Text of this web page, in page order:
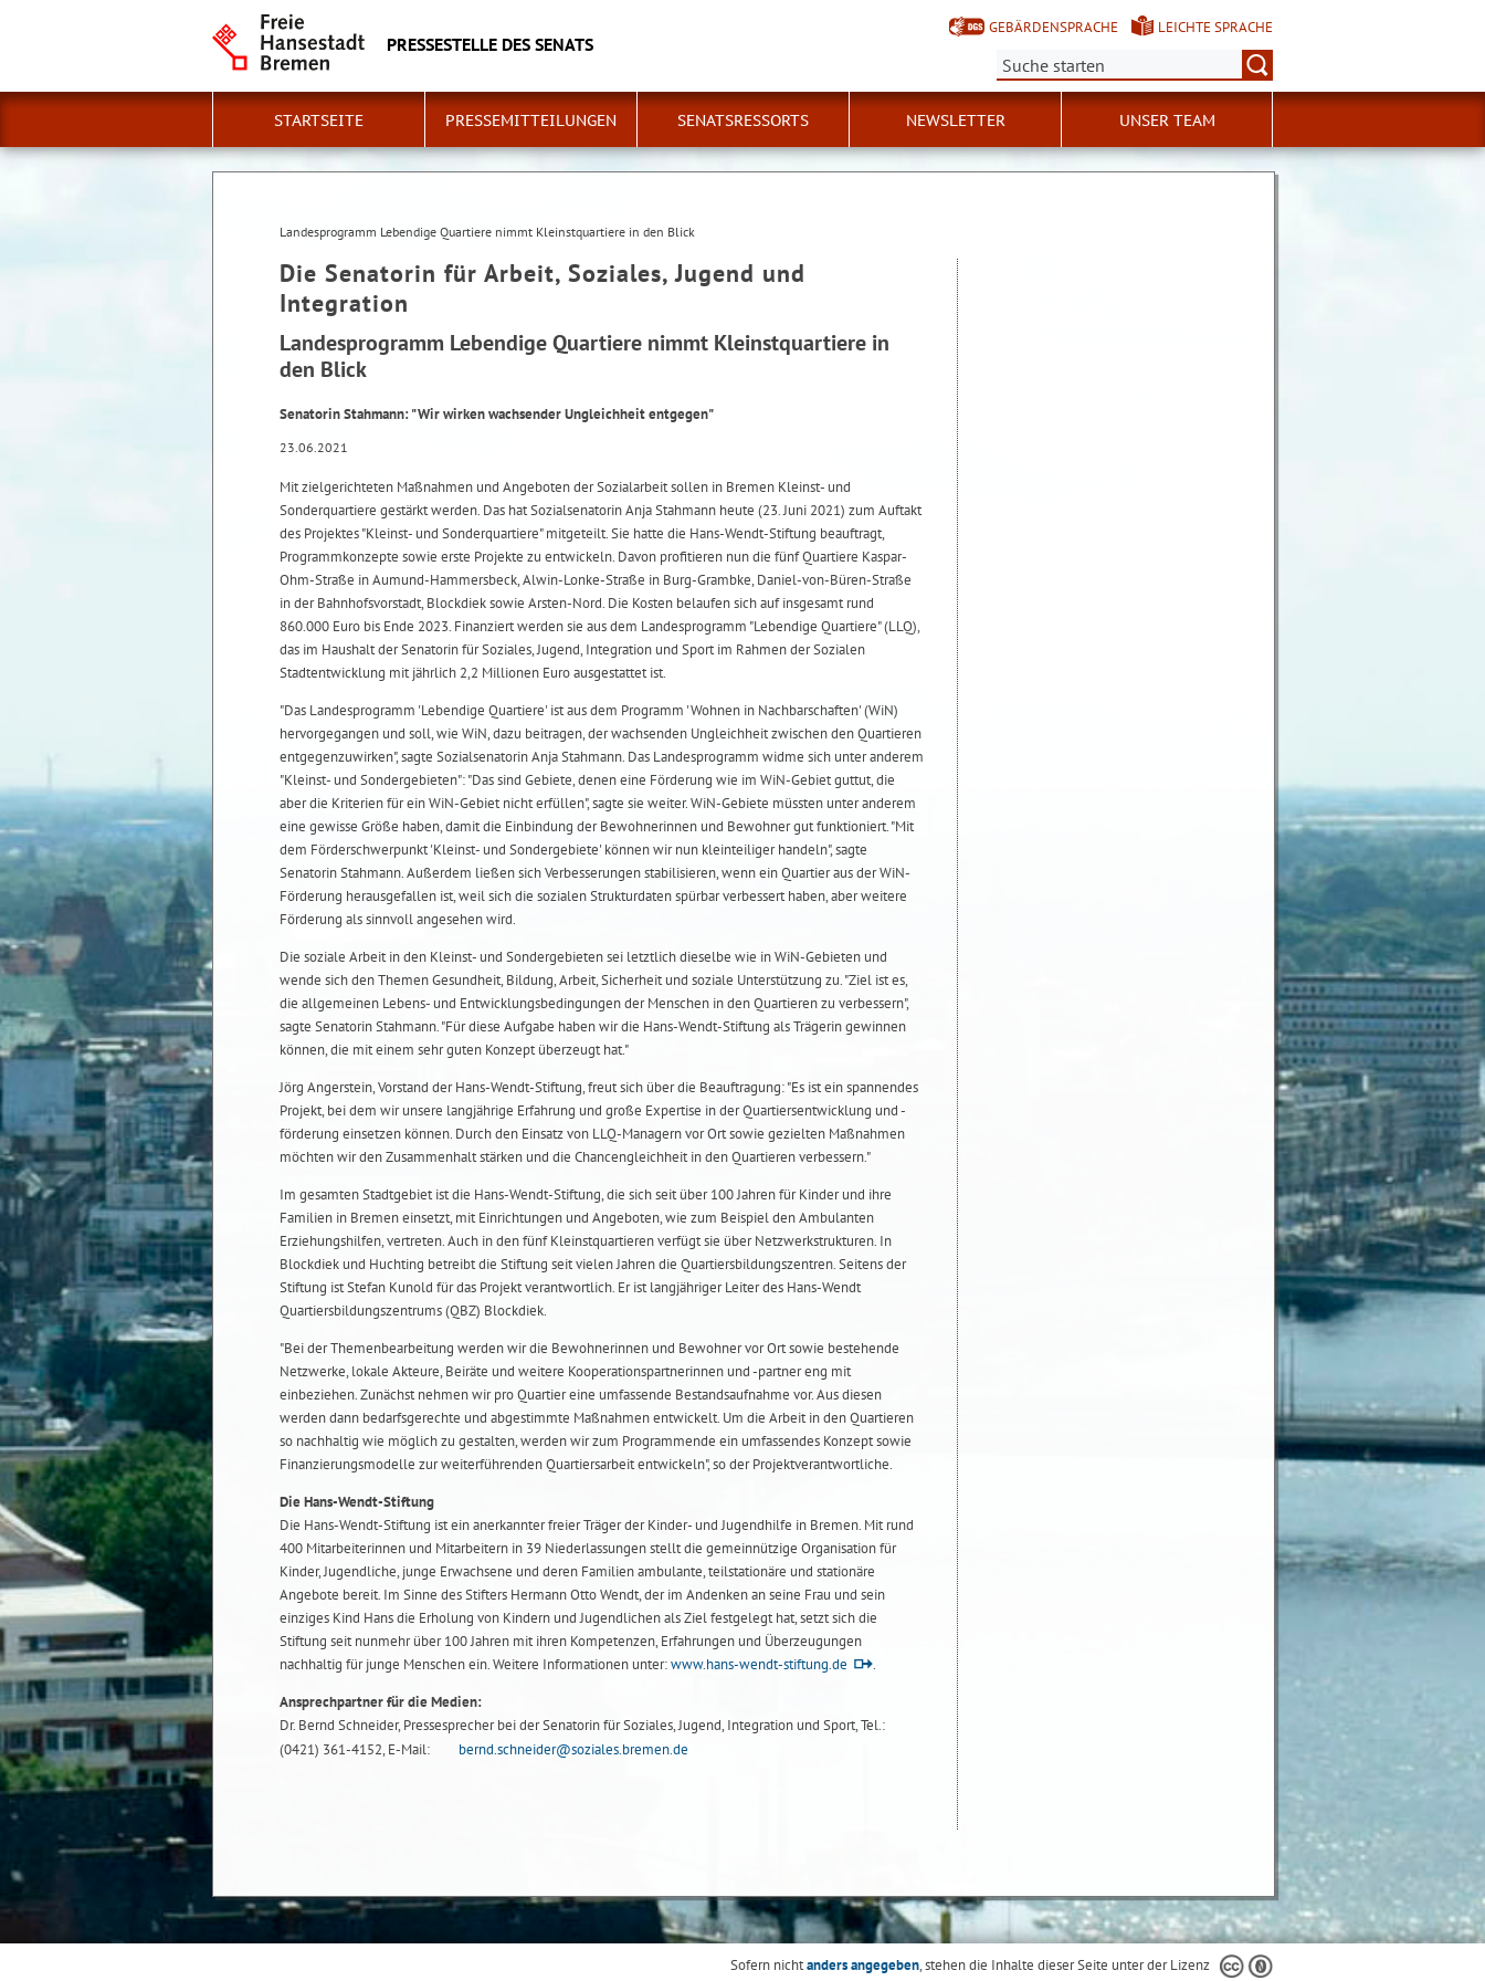
PRESSESTELLE DES SENATS
GEBÄRDENSPRACHE
LEICHTE SPRACHE
Suche:
STARTSEITE PRESSEMITTEILUNGEN SENATSRESSORTS NEWSLETTER UNSER TEAM
Landesprogramm Lebendige Quartiere nimmt Kleinstquartiere in den Blick
Die Senatorin für Arbeit, Soziales, Jugend und
Integration
Landesprogramm Lebendige Quartiere nimmt Kleinstquartiere in
den Blick
Senatorin Stahmann: "Wir wirken wachsender Ungleichheit entgegen"
23.06.2021
Mit zielgerichteten Maßnahmen und Angeboten der Sozialarbeit sollen in Bremen Kleinst- und
Sonderquartiere gestärkt werden. Das hat Sozialsenatorin Anja Stahmann heute (23. Juni 2021) zum Auftakt
des Projektes "Kleinst- und Sonderquartiere" mitgeteilt. Sie hatte die Hans-Wendt-Stiftung beauftragt,
Programmkonzepte sowie erste Projekte zu entwickeln. Davon profitieren nun die fünf Quartiere Kaspar-
Ohm-Straße in Aumund-Hammersbeck, Alwin-Lonke-Straße in Burg-Grambke, Daniel-von-Büren-Straße
in der Bahnhofsvorstadt, Blockdiek sowie Arsten-Nord. Die Kosten belaufen sich auf insgesamt rund
860.000 Euro bis Ende 2023. Finanziert werden sie aus dem Landesprogramm "Lebendige Quartiere" (LLQ),
das im Haushalt der Senatorin für Soziales, Jugend, Integration und Sport im Rahmen der Sozialen
Stadtentwicklung mit jährlich 2,2 Millionen Euro ausgestattet ist.
"Das Landesprogramm 'Lebendige Quartiere' ist aus dem Programm 'Wohnen in Nachbarschaften' (WiN)
hervorgegangen und soll, wie WiN, dazu beitragen, der wachsenden Ungleichheit zwischen den Quartieren
entgegenzuwirken", sagte Sozialsenatorin Anja Stahmann. Das Landesprogramm widme sich unter anderem
"Kleinst- und Sondergebieten": "Das sind Gebiete, denen eine Förderung wie im WiN-Gebiet guttut, die
aber die Kriterien für ein WiN-Gebiet nicht erfüllen", sagte sie weiter. WiN-Gebiete müssten unter anderem
eine gewisse Größe haben, damit die Einbindung der Bewohnerinnen und Bewohner gut funktioniert. "Mit
dem Förderschwerpunkt 'Kleinst- und Sondergebiete' können wir nun kleinteiliger handeln", sagte
Senatorin Stahmann. Außerdem ließen sich Verbesserungen stabilisieren, wenn ein Quartier aus der WiN-
Förderung herausgefallen ist, weil sich die sozialen Strukturdaten spürbar verbessert haben, aber weitere
Förderung als sinnvoll angesehen wird.
Die soziale Arbeit in den Kleinst- und Sondergebieten sei letztlich dieselbe wie in WiN-Gebieten und
wende sich den Themen Gesundheit, Bildung, Arbeit, Sicherheit und soziale Unterstützung zu. "Ziel ist es,
die allgemeinen Lebens- und Entwicklungsbedingungen der Menschen in den Quartieren zu verbessern",
sagte Senatorin Stahmann. "Für diese Aufgabe haben wir die Hans-Wendt-Stiftung als Trägerin gewinnen
können, die mit einem sehr guten Konzept überzeugt hat."
Jörg Angerstein, Vorstand der Hans-Wendt-Stiftung, freut sich über die Beauftragung: "Es ist ein spannendes
Projekt, bei dem wir unsere langjährige Erfahrung und große Expertise in der Quartiersentwicklung und -
förderung einsetzen können. Durch den Einsatz von LLQ-Managern vor Ort sowie gezielten Maßnahmen
möchten wir den Zusammenhalt stärken und die Chancengleichheit in den Quartieren verbessern."
Im gesamten Stadtgebiet ist die Hans-Wendt-Stiftung, die sich seit über 100 Jahren für Kinder und ihre
Familien in Bremen einsetzt, mit Einrichtungen und Angeboten, wie zum Beispiel den Ambulanten
Erziehungshilfen, vertreten. Auch in den fünf Kleinstquartieren verfügt sie über Netzwerkstrukturen. In
Blockdiek und Huchting betreibt die Stiftung seit vielen Jahren die Quartiersbildungszentren. Seitens der
Stiftung ist Stefan Kunold für das Projekt verantwortlich. Er ist langjähriger Leiter des Hans-Wendt
Quartiersbildungszentrums (QBZ) Blockdiek.
"Bei der Themenbearbeitung werden wir die Bewohnerinnen und Bewohner vor Ort sowie bestehende
Netzwerke, lokale Akteure, Beiräte und weitere Kooperationspartnerinnen und -partner eng mit
einbeziehen. Zunächst nehmen wir pro Quartier eine umfassende Bestandsaufnahme vor. Aus diesen
werden dann bedarfsgerechte und abgestimmte Maßnahmen entwickelt. Um die Arbeit in den Quartieren
so nachhaltig wie möglich zu gestalten, werden wir zum Programmende ein umfassendes Konzept sowie
Finanzierungsmodelle zur weiterführenden Quartiersarbeit entwickeln", so der Projektverantwortliche.
Die Hans-Wendt-Stiftung
Die Hans-Wendt-Stiftung ist ein anerkannter freier Träger der Kinder- und Jugendhilfe in Bremen. Mit rund
400 Mitarbeiterinnen und Mitarbeitern in 39 Niederlassungen stellt die gemeinnützige Organisation für
Kinder, Jugendliche, junge Erwachsene und deren Familien ambulante, teilstationäre und stationäre
Angebote bereit. Im Sinne des Stifters Hermann Otto Wendt, der im Andenken an seine Frau und sein
einziges Kind Hans die Erholung von Kindern und Jugendlichen als Ziel festgelegt hat, setzt sich die
Stiftung seit nunmehr über 100 Jahren mit ihren Kompetenzen, Erfahrungen und Überzeugungen
nachhaltig für junge Menschen ein. Weitere Informationen unter:www.hans-wendt-stiftung.de
.
Ansprechpartner für die Medien:
Dr. Bernd Schneider, Pressesprecher bei der Senatorin für Soziales, Jugend, Integration und Sport, Tel.:
(0421) 361-4152, E-Mail:
bernd.schneider@soziales.bremen.de
Sofern nichtanders angegeben, stehen die Inhalte dieser Seite unter der Lizenz